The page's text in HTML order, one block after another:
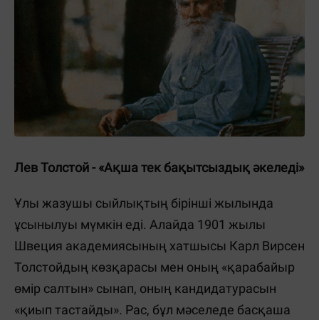
Лев Толстой - «Ақша тек бақытсыздық әкеледі»
Ұлы жазушы сыйлықтың бірінші жылында
ұсынылуы мүмкін еді. Алайда 1901 жылы
Швеция академиясының хатшысы Карл Вирсен
Толстойдың көзқарасы мен оның «қарабайыр
өмір салтын» сынап, оның кандидатурасын
«қиып тастайды». Рас, бұл мәселеде басқаша